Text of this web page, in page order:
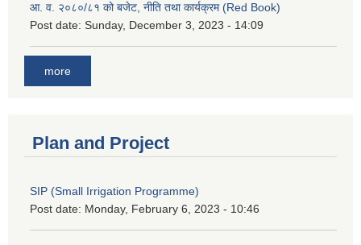
आ. व. २०८०/८१ को बजेट, नीति तथा कार्यक्रम (Red Book)
Post date: Sunday, December 3, 2023 - 14:09
more
Plan and Project
SIP (Small Irrigation Programme)
Post date: Monday, February 6, 2023 - 10:46